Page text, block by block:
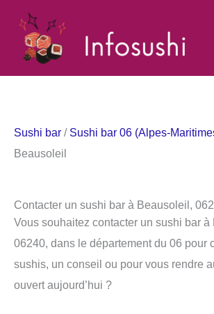
contenu
Sushi bar / Sushi bar 06 (Alpes-
Beausoleil
Contacter un sushi bar à Beausoleil,
Vous souhaitez contacter un sushi bar à
06240, dans le département du 06 pour
sushis, un conseil ou pour vous rendre
ouvert aujourd’hui ?